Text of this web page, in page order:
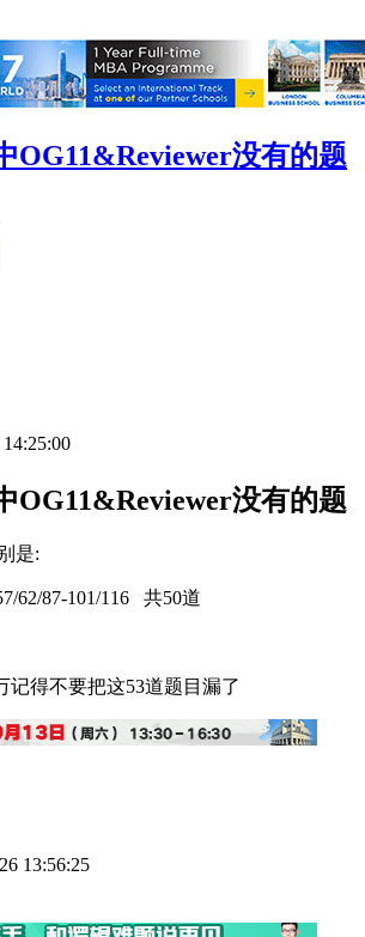
OG11&Reviewer没有的题
OG11&Reviewer没有的题
是:
62/87-101/116 共50道
记得不要把这53道题目漏了
13:56:25